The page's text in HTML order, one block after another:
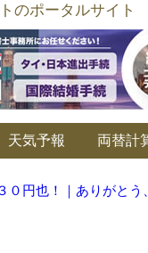
のポータルサイト
天気予報 両替計
０円也！｜ありがとう